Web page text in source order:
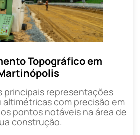
Topográfico em
principais representações
altimétricas com precisão em
pontos notáveis na área de
construção.